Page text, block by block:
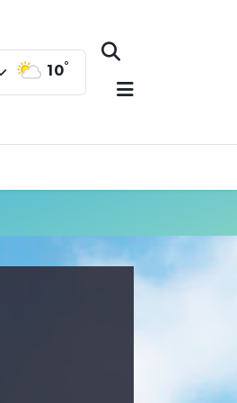
10°